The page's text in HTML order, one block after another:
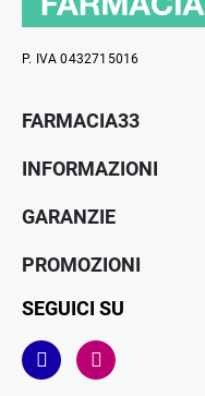
P. IVA 0432715016
FARMACIA33
INFORMAZIONI
GARANZIE
PROMOZIONI
SEGUICI SU